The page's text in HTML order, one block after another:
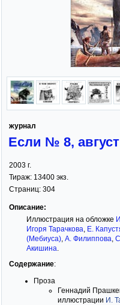
журнал
Если № 8,
2003 г.
Тираж: 13400 экз.
Страниц: 304
Описание:
Иллюстрация на обложке
Игоря Тарачкова, Е.
(Мебиуса), А. Филиппова,
Акишина.
Содержание:
Проза
Геннадий
иллюстрации И.